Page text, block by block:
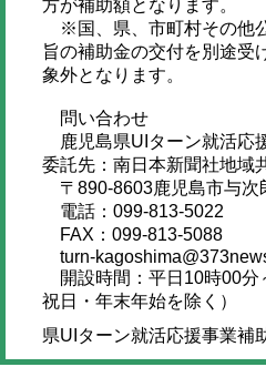
方が補助額となります。
※国、県、市町村その他
旨の補助金の交付を別途受
象外となります。
問い合わせ
鹿児島県UIターン就活応
委託先：南日本新聞社地域
〒890-8603鹿児島市与次
電話：099-813-5022
FAX：099-813-5088
turn-
開設時間：平日10時00分
祝日・年末年始を除く）
県UIターン就活応援事業補